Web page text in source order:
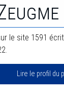
le site 1591
Lire le profil du